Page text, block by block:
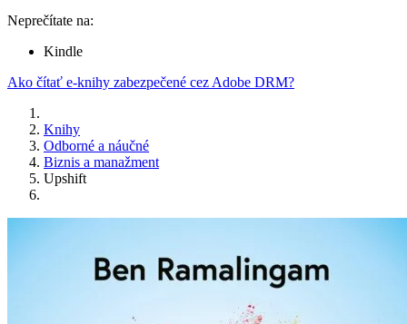
Neprečítate na:
Kindle
Ako čítať e-knihy zabezpečené cez Adobe DRM?
Knihy
Odborné a náučné
Biznis a manažment
Upshift